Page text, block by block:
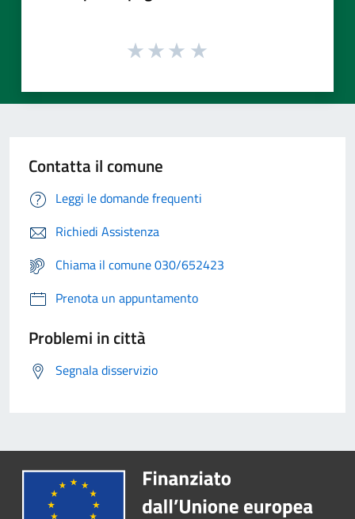
Contatta il comune
Leggi le domande frequenti
Richiedi Assistenza
Chiama il comune 030/652423
Prenota un appuntamento
Problemi in città
Segnala disservizio